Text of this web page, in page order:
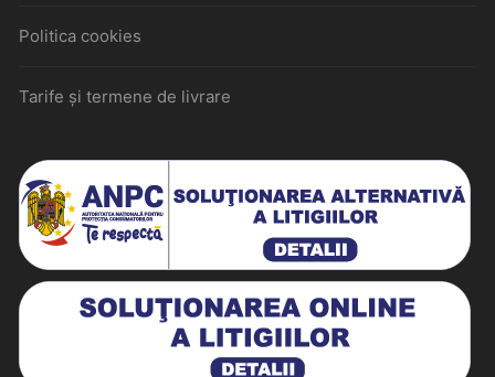
Politica cookies
Tarife și termene de livrare